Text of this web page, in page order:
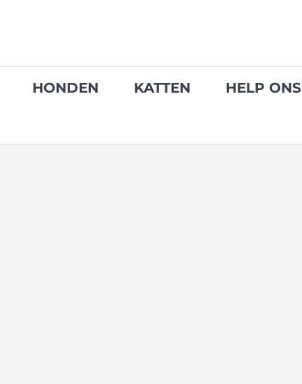
HONDEN KATTEN HELP ONS